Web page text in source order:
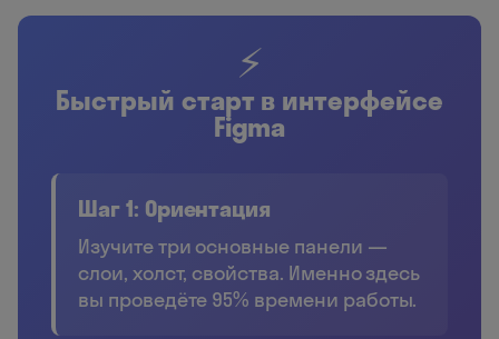
⚡
Быстрый старт в интерфейсе
Figma
Шаг 1: Ориентация
Изучите три основные панели —
слои, холст, свойства. Именно здесь
вы проведёте 95% времени работы.